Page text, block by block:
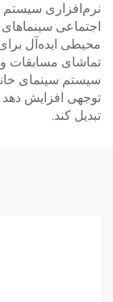
نرم‌افزاری سیستم
اجتماعی سینماهای
محیطی ایده‌آل
تماشای مسابقات
سیستم سینمای
توجهی افزایش دهد
تبدیل کند.